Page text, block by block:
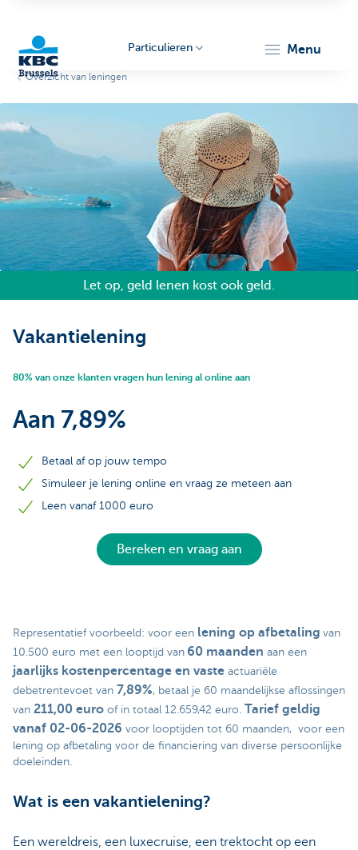
Particulieren menu
Overzicht van leningen
Let op, geld lenen kost ook geld.
Vakantielening
80% van onze klanten vragen hun lening al online aan
Aan 7,89%
Betaal af op jouw tempo
Simuleer je lening online en vraag ze meteen aan
Leen vanaf 1000 euro
Bereken en vraag aan
Representatief voorbeeld: voor een lening op afbetaling van
10.500 euro met een looptijd van 60 maanden aan een
jaarlijks kostenpercentage en vaste actuariële
debetrentevoet van 7,89%, betaal je 60 maandelijkse aflossingen
van 211,00 euro of in totaal 12.659,42 euro. Tarief geldig
vanaf 02-06-2026 voor looptijden tot 60 maanden, voor een
lening op afbetaling voor de financiering van diverse persoonlijke
doeleinden.
Wat is een vakantielening?
Een wereldreis, een luxecruise, een trektocht op een